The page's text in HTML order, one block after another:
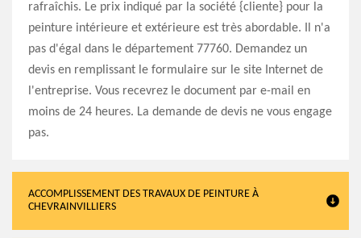
rafraîchis. Le prix indiqué par la société {cliente} pour la
peinture intérieure et extérieure est très abordable. Il n'a
pas d'égal dans le département 77760. Demandez un
devis en remplissant le formulaire sur le site Internet de
l'entreprise. Vous recevrez le document par e-mail en
moins de 24 heures. La demande de devis ne vous engage
pas.
ACCOMPLISSEMENT DES TRAVAUX DE PEINTURE À
CHEVRAINVILLIERS